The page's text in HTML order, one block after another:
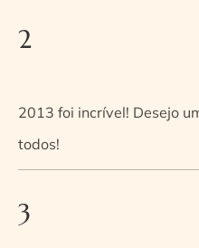
2
2013 foi incrível! Desejo
todos!
3